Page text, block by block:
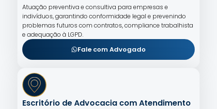
Atuação preventiva e consultiva para empresas e
indivíduos, garantindo conformidade legal e prevenindo
problemas futuros com contratos, compliance trabalhista
e adequação à LGPD.
Fale com Advogado
Escritório de Advocacia com Atendimento